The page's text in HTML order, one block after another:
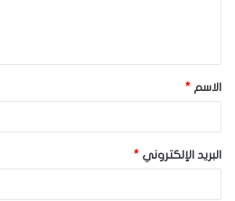
ق
*
الاسم *
البريد الإلكتروني *